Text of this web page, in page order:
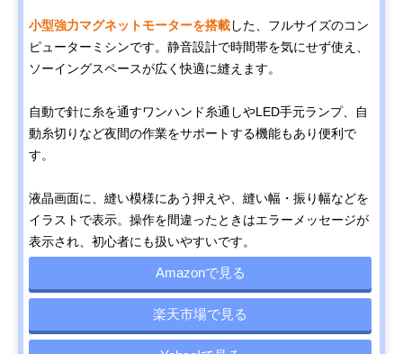
小型強力マグネットモーターを搭載した、フルサイズのコン
ピューターミシンです。静音設計で時間帯を気にせず使え、
ソーイングスペースが広く快適に縫えます。
自動で針に糸を通すワンハンド糸通しやLED手元ランプ、自
動糸切りなど夜間の作業をサポートする機能もあり便利で
す。
液晶画面に、縫い模様にあう押えや、縫い幅・振り幅などを
イラストで表示。操作を間違ったときはエラーメッセージが
表示され、初心者にも扱いやすいです。
Amazonで見る
楽天市場で見る